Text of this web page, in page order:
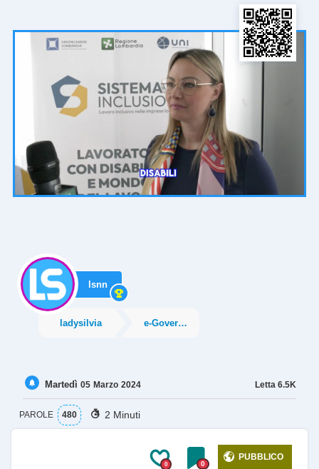
lsnn
ladysilvia e-Government
Letta 6.5K
Martedì 05 Marzo 2024
PAROLE 480 2 Minuti
0 0
PUBBLICO